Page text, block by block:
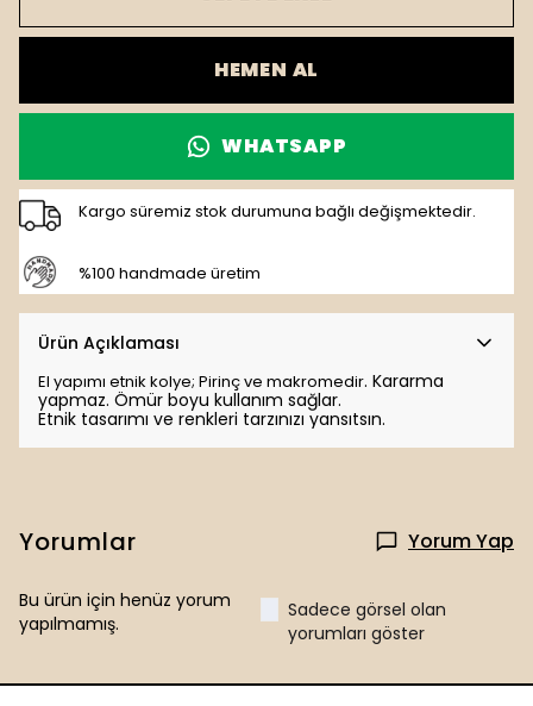
HEMEN AL
WHATSAPP
Kargo süremiz stok durumuna bağlı değişmektedir.
%100 handmade üretim
Ürün Açıklaması
El yapımı etnik kolye; Pirinç ve makromedir. Kararma
yapmaz. Ömür boyu kullanım sağlar.
Etnik tasarımı ve renkleri tarzınızı yansıtsın.
Yorumlar Yorum Yap
Bu ürün için henüz yorum
yapılmamış.
Sadece görsel olan
yorumları göster